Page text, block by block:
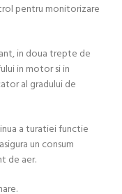
pentru monitorizare
in doua trepte de
in motor si in
al gradului de
a turatiei functie
un consum
de aer.